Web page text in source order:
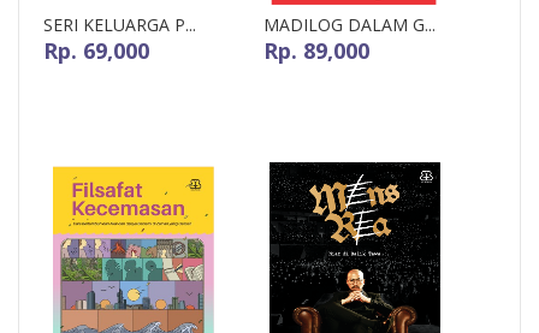
SERI KELUARGA P...
Rp. 69,000
MADILOG DALAM G...
Rp. 89,000